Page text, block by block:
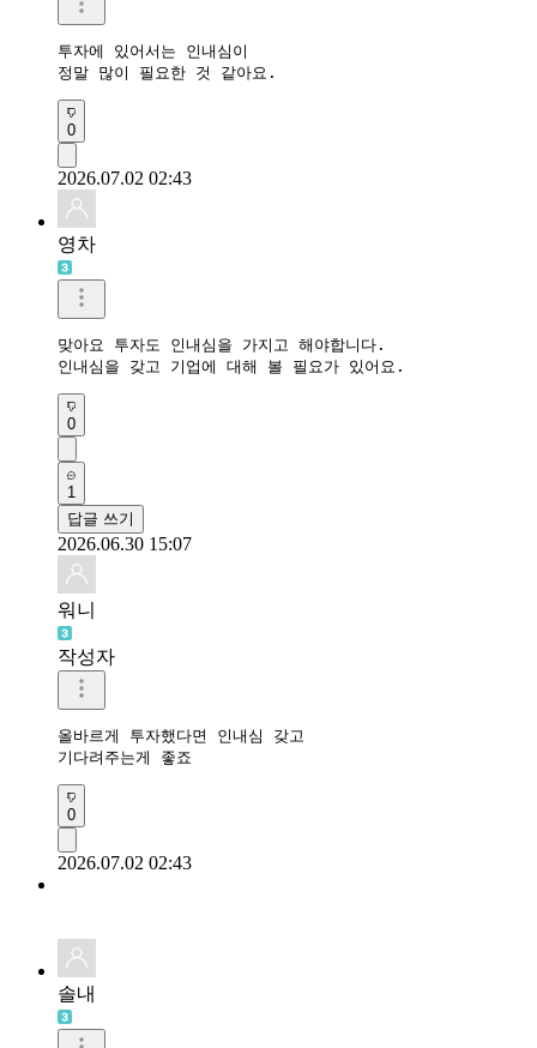
투자에 있어서는 인내심이
정말 많이 필요한 것 같아요.
0
2026.07.02 02:43
영차
맞아요 투자도 인내심을 가지고 해야합니다.
인내심을 갖고 기업에 대해 볼 필요가 있어요.
0
1
답글 쓰기
2026.06.30 15:07
워니
작성자
올바르게 투자했다면 인내심 갖고
기다려주는게 좋죠
0
2026.07.02 02:43
솔내